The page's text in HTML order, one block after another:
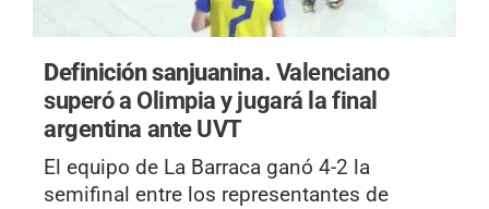
Definición sanjuanina. Valenciano
superó a Olimpia y jugará la final
argentina ante UVT
El equipo de La Barraca ganó 4-2 la
semifinal entre los representantes de